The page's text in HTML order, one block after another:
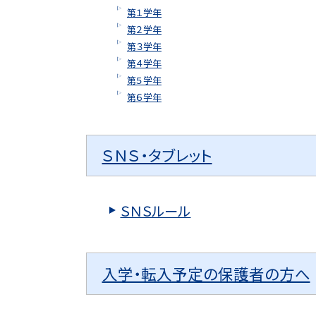
第１学年
第２学年
第３学年
第４学年
第５学年
第６学年
ＳＮＳ・タブレット
ＳＮＳルール
入学・転入予定の保護者の方へ